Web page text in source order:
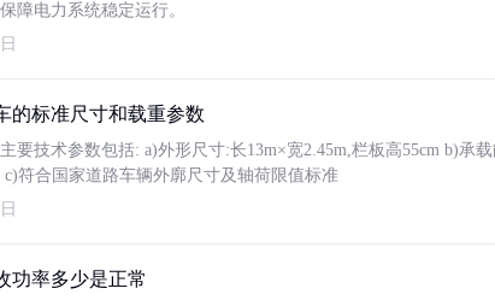
障电力系统稳定运行。
的标准尺寸和载重参数
要技术参数包括: a)外形尺寸:长13m×宽2.45m,栏板高55cm b)承
c)符合国家道路车辆外廓尺寸及轴荷限值标准
功率多少是正常